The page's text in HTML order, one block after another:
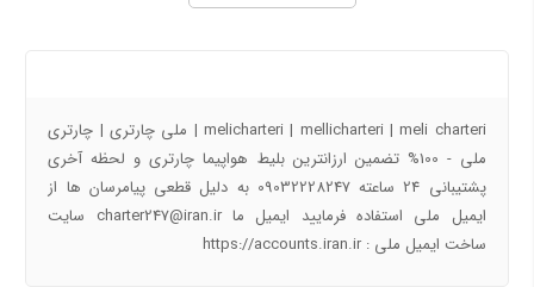
راهنمای سفر به شهرهای ایران و جهان با تیک بال
پروازهای دقیقه 90
آفر شگفت انگیز کیش به تهران دوشنبه 17 دی 97
melicharteri | mellicharteri | meli charteri | ملی چارتری | چارتری
ملی - 100% تضمین ارزانترین بلیط هواپیما چارتری و لحظه آخری
پشتیبانی 24 ساعته 09032228247 به دلیل قطعی پیامرسان ها از
ایمیل ملی استفاده فرمایید ایمیل ما charter247@iran.ir سایت
ساخت ایمیل ملی : https://accounts.iran.ir